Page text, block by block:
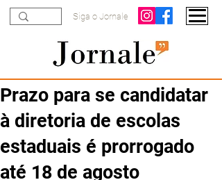
Siga o Jornale
Prazo para se candidatar
à diretoria de escolas
estaduais é prorrogado
até 18 de agosto